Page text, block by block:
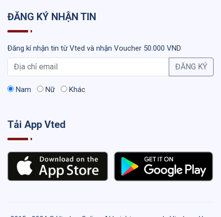
ĐĂNG KÝ NHẬN TIN
Đăng kí nhận tin từ Vted và nhận Voucher 50.000 VND
ĐĂNG KÝ
Nam Nữ Khác
Tải App Vted